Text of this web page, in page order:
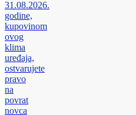
31.08.2026.
godine,
kupovinom
ovog
klima
uređaja,
ostvarujete
pravo
na
povrat
novca